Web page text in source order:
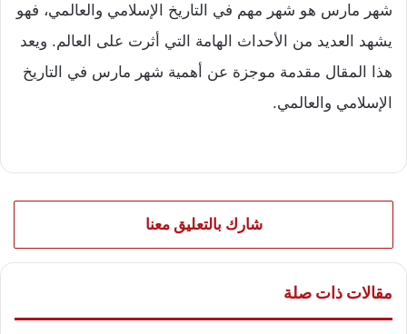
شهر مارس هو شهر مهم في التاريخ الإسلامي والعالمي، فهو
يشهد العديد من الأحداث الهامة التي أثرت على العالم. ويعد
هذا المقال مقدمة موجزة عن أهمية شهر مارس في التاريخ
الإسلامي والعالمي.
شارك بالتعليق معنا
مقالات ذات صلة